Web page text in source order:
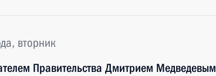
вторник
Правительства Дмитрием Медведевым